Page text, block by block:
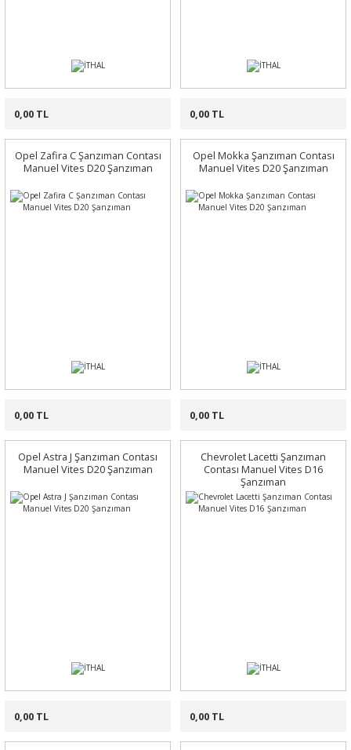
0,00 TL 0,00 TL
Opel Zafira C Şanzıman Contası
Manuel Vites D20 Şanzıman
0,00 TL
Opel Mokka Şanzıman Contası
Manuel Vites D20 Şanzıman
0,00 TL
Opel Astra J Şanzıman Contası
Manuel Vites D20 Şanzıman
0,00 TL
Chevrolet Lacetti Şanzıman
Contası Manuel Vites D16
Şanzıman
0,00 TL